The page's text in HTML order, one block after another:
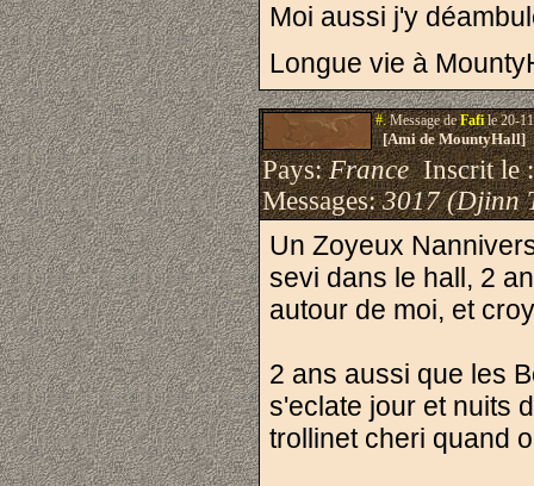
Moi aussi j'y
Longue vie à
#.Message deFafile 20-
[Ami de MountyHall]
Pays:FranceInscrit le
Messages:3017 (Djinn
Un Zoyeux
sevi dans le hall, 2
autour de moi, et
2 ans aussi que les
s'eclate jour et nuits
trollinet cheri quand